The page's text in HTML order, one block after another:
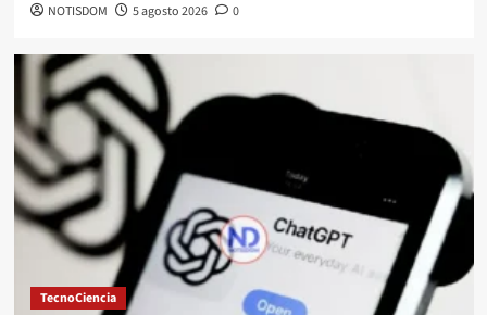
NOTISDOM 5 agosto 2026 0
TecnoCiencia